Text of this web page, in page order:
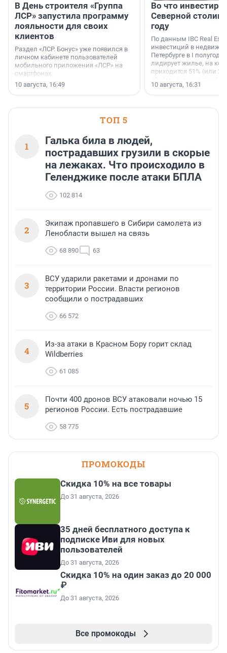
В День строителя «Группа
ЛСР» запустила программу
лояльности для своих
клиентов
Раздел «ЛСР. Бонус» уже появился в
личном кабинете пользователей
мобильного приложения «ЛСР» на
смартфонах.
10 августа, 16:49
Во что
Северной
году
По данным IBC Real
инвестиций в
Петербурге в I
лидирует жилье, на
приходится 51% (или
10 августа, 16:31
ТОП 5
1
Галька била в людей,
пострадавших грузили в скорые
на лежаках. Что происходило в
Геленджике после атаки БПЛА
102 814
2
Экипаж пропавшего в Сибири самолета из
Ленобласти вышел на связь
68 890 63
3
ВСУ ударили ракетами и дронами по
территории России. Власти регионов
сообщили о пострадавших
66 572
4
Из-за атаки в Красном Бору горит склад
Wildberries
61 085
5
Почти 400 дронов ВСУ атаковали ночью 15
регионов России. Есть пострадавшие
58 775
ПРОМОКОДЫ
Скидка 10% на все товары
До 31 августа, 2026
35 дней бесплатного доступа к
подписке Иви для новых
пользователей
До 31 августа, 2026
Скидка 10% на один заказ до 20 000
₽
До 31 августа, 2026
Все промокоды